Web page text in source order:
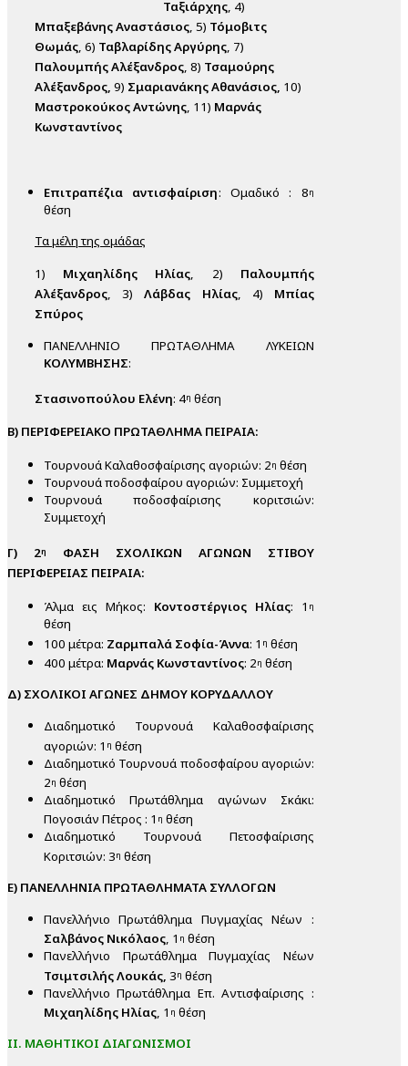
Ταξιάρχης, 4)
Μπαξεβάνης Αναστάσιος, 5) Τόμοβιτς
Θωμάς, 6) Ταβλαρίδης Αργύρης, 7)
Παλουμπής Αλέξανδρος, 8) Τσαμούρης
Αλέξανδρος, 9) Σμαριανάκης Αθανάσιος, 10)
Μαστροκούκος Αντώνης, 11) Μαρνάς
Κωνσταντίνος
Επιτραπέζια αντισφαίριση: Ομαδικό : 8η
θέση
Τα μέλη της ομάδας
1) Μιχαηλίδης Ηλίας, 2) Παλουμπής
Αλέξανδρος, 3)Λάβδας Ηλίας, 4) Μπίας
Σπύρος
ΠΑΝΕΛΛΗΝΙΟ ΠΡΩΤΑΘΛΗΜΑ ΛΥΚΕΙΩΝ
ΚΟΛΥΜΒΗΣΗΣ:
Στασινοπούλου Ελένη: 4η θέση
Β) ΠΕΡΙΦΕΡΕΙΑΚΟ ΠΡΩΤΑΘΛΗΜΑ ΠΕΙΡΑΙΑ:
Τουρνουά Καλαθοσφαίρισης αγοριών: 2η θέση
Τουρνουά ποδοσφαίρου αγοριών: Συμμετοχή
Τουρνουά ποδοσφαίρισης κοριτσιών:
Συμμετοχή
Γ) 2η
ΦΑΣΗ ΣΧΟΛΙΚΩΝ ΑΓΩΝΩΝ ΣΤΙΒΟΥ
ΠΕΡΙΦΕΡΕΙΑΣ ΠΕΙΡΑΙΑ:
Άλμα εις Μήκος: Κοντοστέργιος Ηλίας: 1 η
θέση
100 μέτρα: Ζαρμπαλά Σοφία-Άννα: 1 η θέση
400 μέτρα: Μαρνάς Κωνσταντίνος: 2η θέση
Δ) ΣΧΟΛΙΚΟΙ ΑΓΩΝΕΣ ΔΗΜΟΥ ΚΟΡΥΔΑΛΛΟΥ
Διαδημοτικό Τουρνουά Καλαθοσφαίρισης
αγοριών: 1 η θέση
Διαδημοτικό Τουρνουά ποδοσφαίρου αγοριών:
2η θέση
Διαδημοτικό Πρωτάθλημα αγώνων Σκάκι:
Πογοσιάν Πέτρος : 1 η θέση
Διαδημοτικό Τουρνουά Πετοσφαίρισης
Κοριτσιών: 3η θέση
Ε) ΠΑΝΕΛΛΗΝΙΑ ΠΡΩΤΑΘΛΗΜΑΤΑ ΣΥΛΛΟΓΩΝ
Πανελλήνιο Πρωτάθλημα Πυγμαχίας Νέων :
Σαλβάνος Νικόλαος, 1 η θέση
Πανελλήνιο Πρωτάθλημα Πυγμαχίας Νέων
Τσιμτσιλής Λουκάς, 3η θέση
Πανελλήνιο Πρωτάθλημα Επ. Αντισφαίρισης :
Μιχαηλίδης Ηλίας, 1 η θέση
ΙΙ. ΜΑΘΗΤΙΚΟΙ ΔΙΑΓΩΝΙΣΜΟΙ